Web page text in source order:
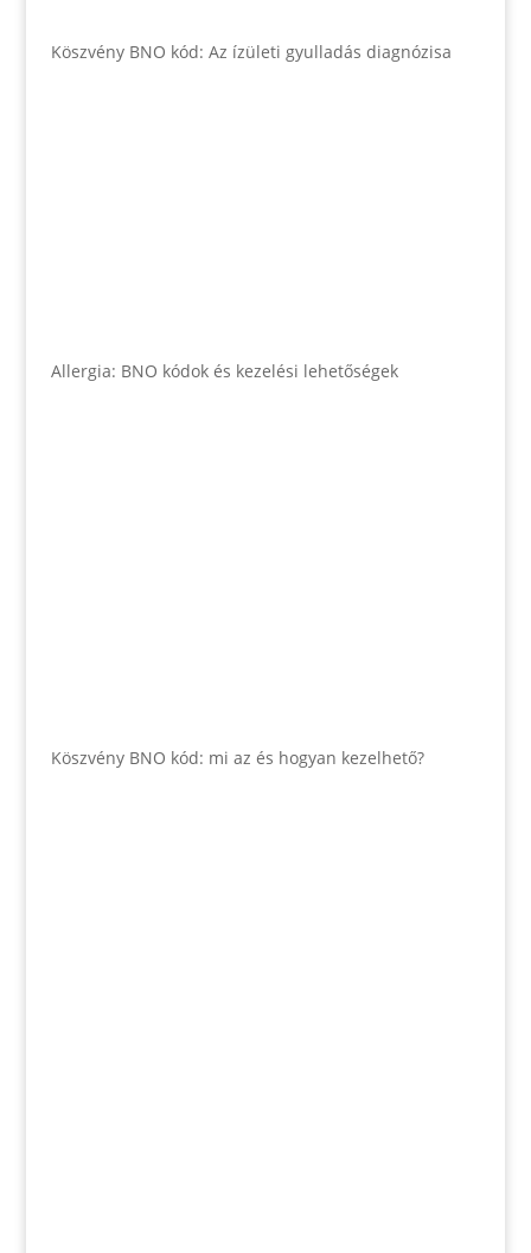
Köszvény BNO kód: Az ízületi gyulladás diagnózisa
Allergia: BNO kódok és kezelési lehetőségek
Köszvény BNO kód: mi az és hogyan kezelhető?